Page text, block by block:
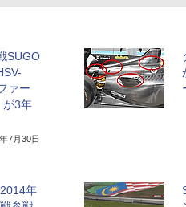
SUGO
ァー
が3年
7月30日
年